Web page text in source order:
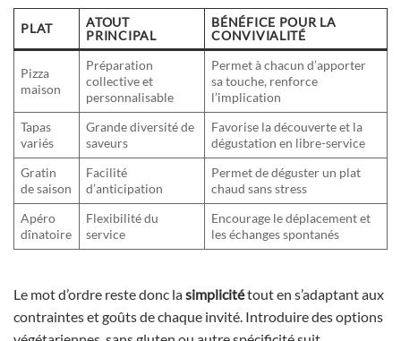
PLAT
ATOUT
PRINCIPAL
BÉNÉFICE POUR LA
CONVIVIALITÉ
Pizza
maison
Préparation
collective et
personnalisable
Permet à chacun d’apporter
sa touche, renforce
l’implication
Tapas
variés
Grande diversité de
saveurs
Favorise la découverte et la
dégustation en libre-service
Gratin
de saison
Facilité
d’anticipation
Permet de déguster un plat
chaud sans stress
Apéro
dînatoire
Flexibilité du
service
Encourage le déplacement et
les échanges spontanés
Le mot d’ordre reste donc lasimplicitétout en s’adaptant aux
contraintes et goûts de chaque invité. Introduire des options